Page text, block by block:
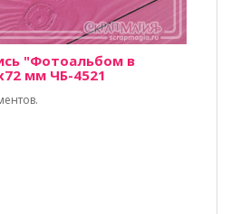
"Фотоальбом в
мм ЧБ-4521